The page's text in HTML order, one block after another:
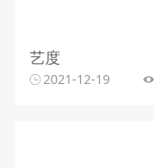
艺度
2021-12-19